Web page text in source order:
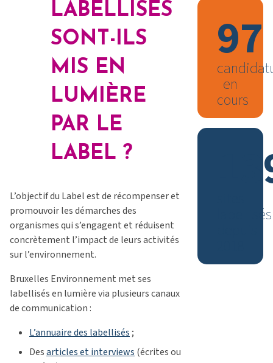
LABELLISÉS
SONT-ILS
MIS EN
LUMIÈRE
PAR LE
LABEL ?
L’objectif du Label est de récompenser et
promouvoir les démarches des
organismes qui s’engagent et réduisent
concrètement l’impact de leurs activités
sur l’environnement.
Bruxelles Environnement met ses
labellisés en lumière via plusieurs canaux
de communication :
L’annuaire des labellisés ;
Desarticles et interviews (écrites ou
97
en
cours
labellisés